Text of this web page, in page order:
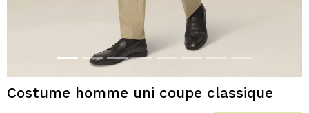
Costume homme uni coupe classique